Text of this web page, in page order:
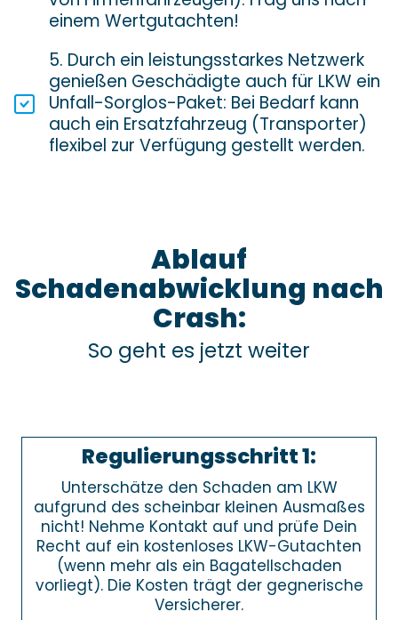
einem Wertgutachten!
5. Durch ein leistungsstarkes Netzwerk
genießen Geschädigte auch für LKW ein
Unfall-Sorglos-Paket: Bei Bedarf kann
auch ein Ersatzfahrzeug (Transporter)
flexibel zur Verfügung gestellt werden.
Ablauf
Schadenabwicklung nach
Crash:
So geht es jetzt weiter
Regulierungsschritt 1:
Unterschätze den Schaden am LKW
aufgrund des scheinbar kleinen Ausmaßes
nicht! Nehme Kontakt auf und prüfe Dein
Recht auf ein kostenloses LKW-Gutachten
(wenn mehr als ein Bagatellschaden
vorliegt). Die Kosten trägt der gegnerische
Versicherer.